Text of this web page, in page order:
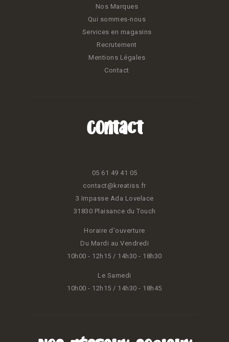
Nos Marques
Qui sommes-nous
Services en magasins
Recrutement
Mentions Légales
Contact
Contact
05 61 49 41 05
contact@kreatiss.fr
3 Impasse Ada Lovelace
31830 Plaisance du Touch
Horaire d'ouverture
Du Mardi au Vendredi
10h00 - 12h15 / 14h30 - 18h30
Le Samedi
10h00 - 12h15 / 14h30 - 18h45